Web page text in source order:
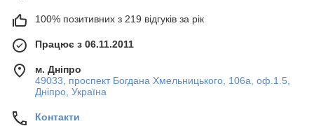
100% позитивних з 219 відгуків за рік
Працює з 06.11.2011
м. Дніпро
49033, проспект Богдана Хмельницького, 106а, оф.1.5,
Дніпро, Україна
Контакти